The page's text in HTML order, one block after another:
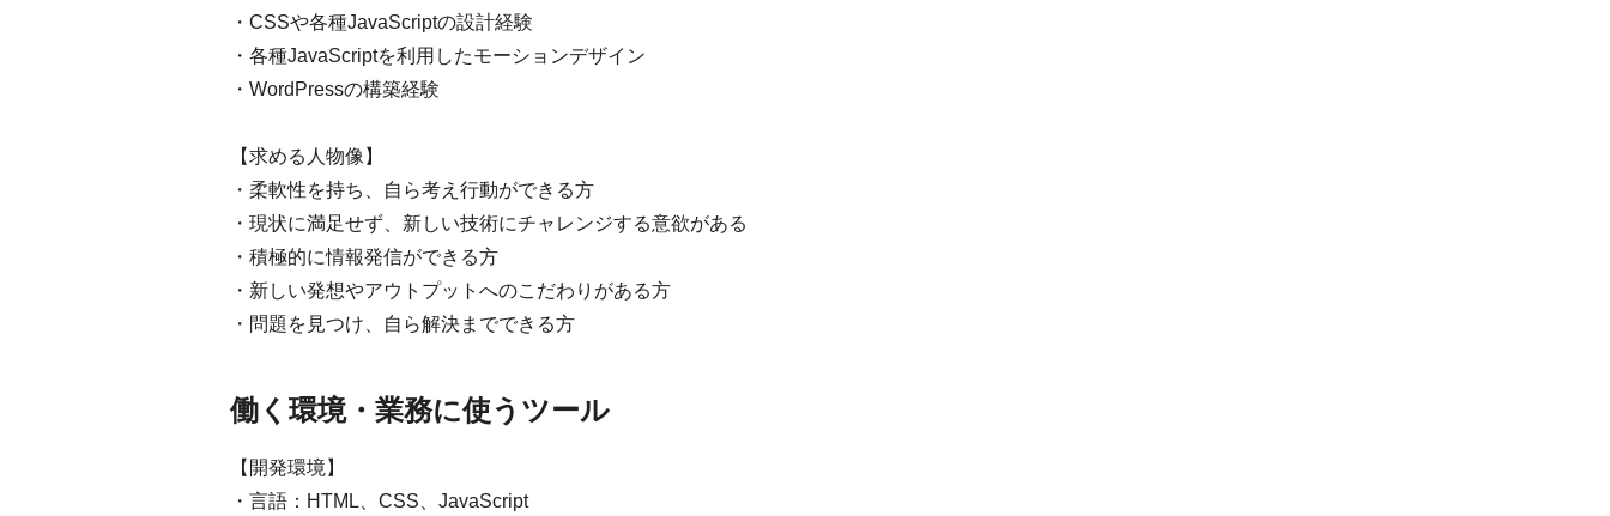
・CSSや各種JavaScriptの設計経験
・各種JavaScriptを利用したモーションデザイン
・WordPressの構築経験
【求める人物像】
・柔軟性を持ち、自ら考え行動ができる方
・現状に満足せず、新しい技術にチャレンジする意欲がある
・積極的に情報発信ができる方
・新しい発想やアウトプットへのこだわりがある方
・問題を見つけ、自ら解決までできる方
働く環境・業務に使うツール
【開発環境】
・言語：HTML、CSS、JavaScript